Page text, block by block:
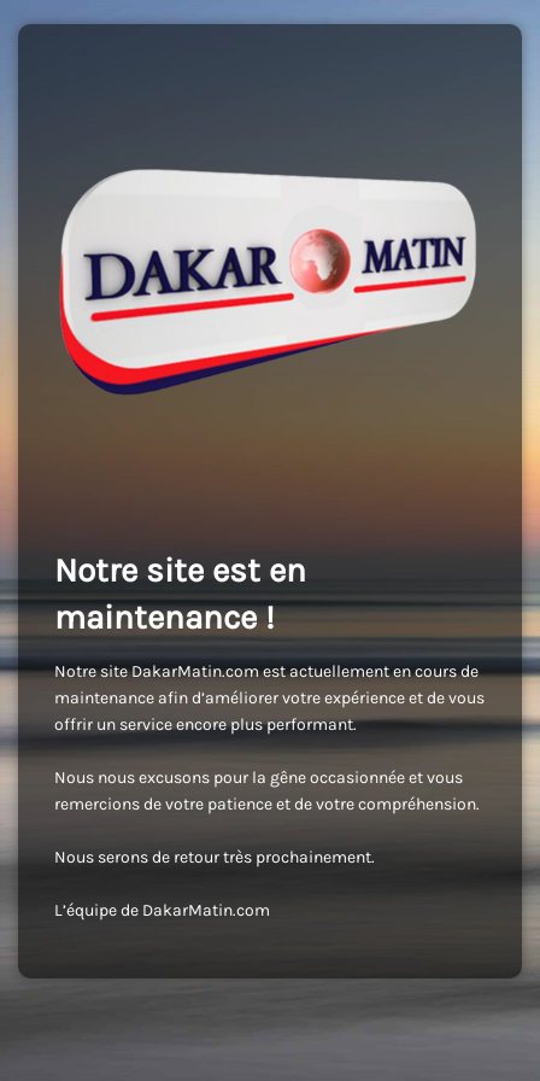
Notre site est en
maintenance !
Notre site DakarMatin.com est actuellement en cours de
maintenance afin d’améliorer votre expérience et de vous
offrir un service encore plus performant.
Nous nous excusons pour la gêne occasionnée et vous
remercions de votre patience et de votre compréhension.
Nous serons de retour très prochainement.
L’équipe de DakarMatin.com